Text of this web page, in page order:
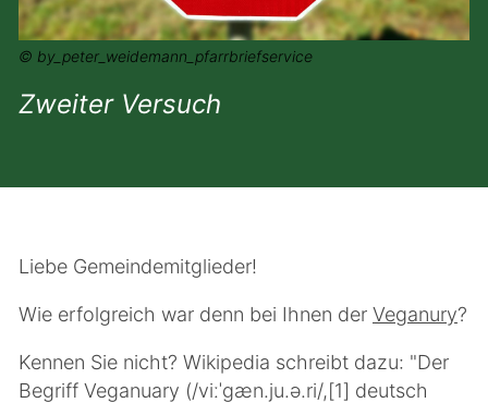
© by_peter_weidemann_pfarrbriefservice
Zweiter Versuch
Liebe Gemeindemitglieder!
Wie erfolgreich war denn bei Ihnen der Veganury?
Kennen Sie nicht? Wikipedia schreibt dazu: "Der
Begriff Veganuary (/viːˈɡæn.ju.ə.ri/,[1] deutsch